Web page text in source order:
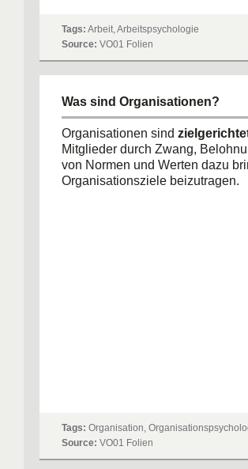
Tags: Arbeit, Arbeitspsychologie
Source: VO01 Folien
Was sind Organisationen?
Organisationen sind
Mitglieder durch Zwang,
von Normen und Werten dazu
Organisationsziele beizutragen.
Tags: Organisation,
Source: VO01 Folien